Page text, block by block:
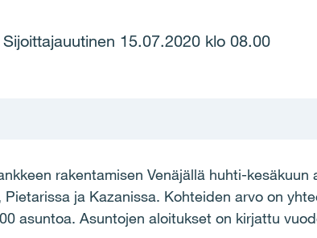
15.07.2020 klo 08.00
rakentamisen Venäjällä huhti-kesäkuun
ja Kazanissa. Kohteiden arvo on
asuntoa. Asuntojen aloitukset on kirjattu